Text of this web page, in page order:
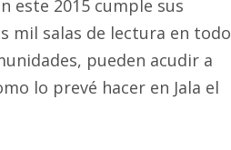
este 2015 cumple sus
mil salas de lectura en todo
pueden acudir a
lo prevé hacer en Jala el